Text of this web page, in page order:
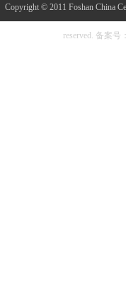
Copyright © 2011 Foshan China
reserved. 备案号